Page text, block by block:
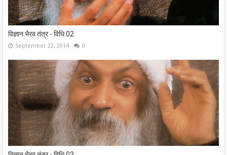
विज्ञान भैरव तंत्र - विधि 02
September 22, 2014 0